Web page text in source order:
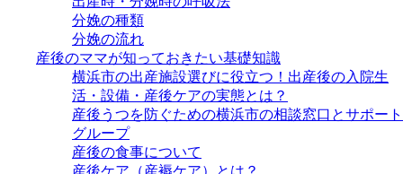
分娩の種類
分娩の流れ
産後のママが知っておきたい基礎知識
横浜市の出産施設選びに役立つ！出産後の入院生
活・設備・産後ケアの実態とは？
産後うつを防ぐための横浜市の相談窓口とサポート
グループ
産後の食事について
産後ケア（産褥ケア）とは？